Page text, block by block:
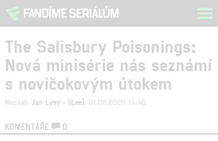
The Salisbury Poisonings:
Nová minisérie nás seznámí
s novičokovým útokem
Napsal: Jan Lysý - (Lee) , 01.06.2020 14:40
KOMENTÁŘE 0